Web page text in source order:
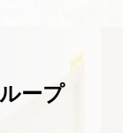
ープ